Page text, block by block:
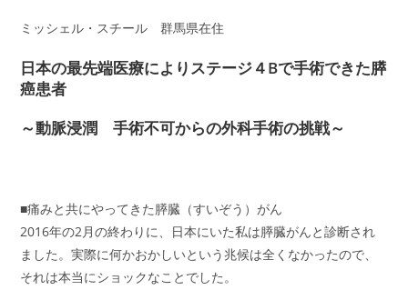
ミッシェル・スチール 群馬県在住
日本の最先端医療によりステージ４Bで手術できた膵
癌患者
～動脈浸潤 手術不可からの外科手術の挑戦～
■痛みと共にやってきた膵臓（すいぞう）がん
2016年の2月の終わりに、日本にいた私は膵臓がんと診断され
ました。実際に何かおかしいという兆候は全くなかったので、
それは本当にショックなことでした。